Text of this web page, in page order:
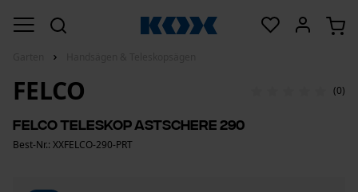
FELCO (0)
Felco Teleskop Astschere 290
Best-Nr.: XXFELCO-290-PRT